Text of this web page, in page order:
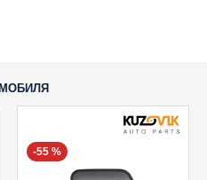
-55 %